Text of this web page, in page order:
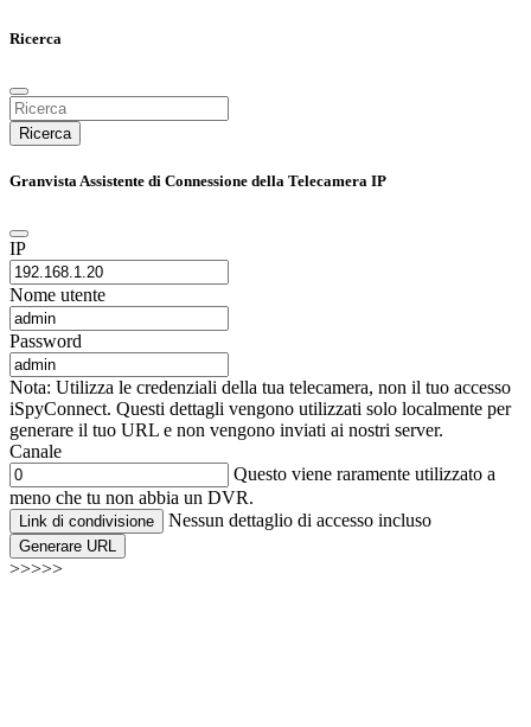
Ricerca
Ricerca
Granvista Assistente di Connessione della Telecamera IP
IP
Nome utente
Password
Nota: Utilizza le credenziali della tua telecamera, non il tuo accesso
iSpyConnect. Questi dettagli vengono utilizzati solo localmente per
generare il tuo URL e non vengono inviati ai nostri server.
Canale
Questo viene raramente utilizzato a
meno che tu non abbia un DVR.
Link di condivisione Nessun dettaglio di accesso incluso
Generare URL
>>>>>